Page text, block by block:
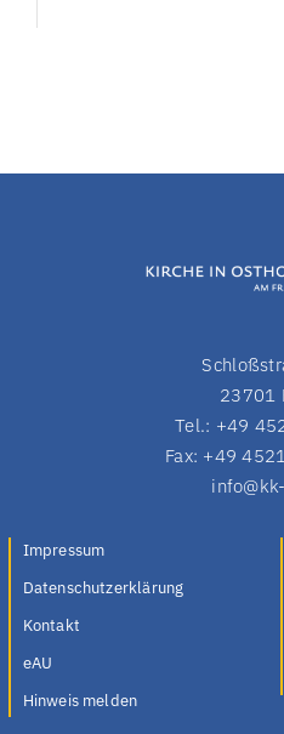
23701
Tel.: +49
Fax: +49
Impressum
Datenschutzerklärung
Kontakt
eAU
Hinweis melden